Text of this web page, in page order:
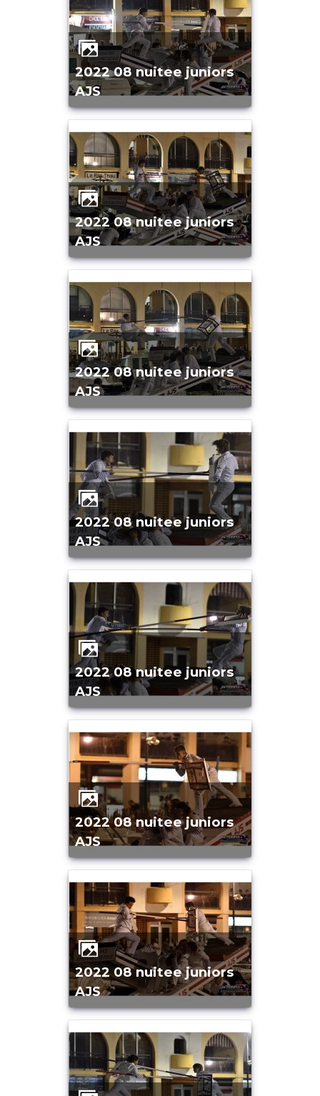
2022 08 nuitee juniors
AJS
2022 08 nuitee juniors
AJS
2022 08 nuitee juniors
AJS
2022 08 nuitee juniors
AJS
2022 08 nuitee juniors
AJS
2022 08 nuitee juniors
AJS
2022 08 nuitee juniors
AJS